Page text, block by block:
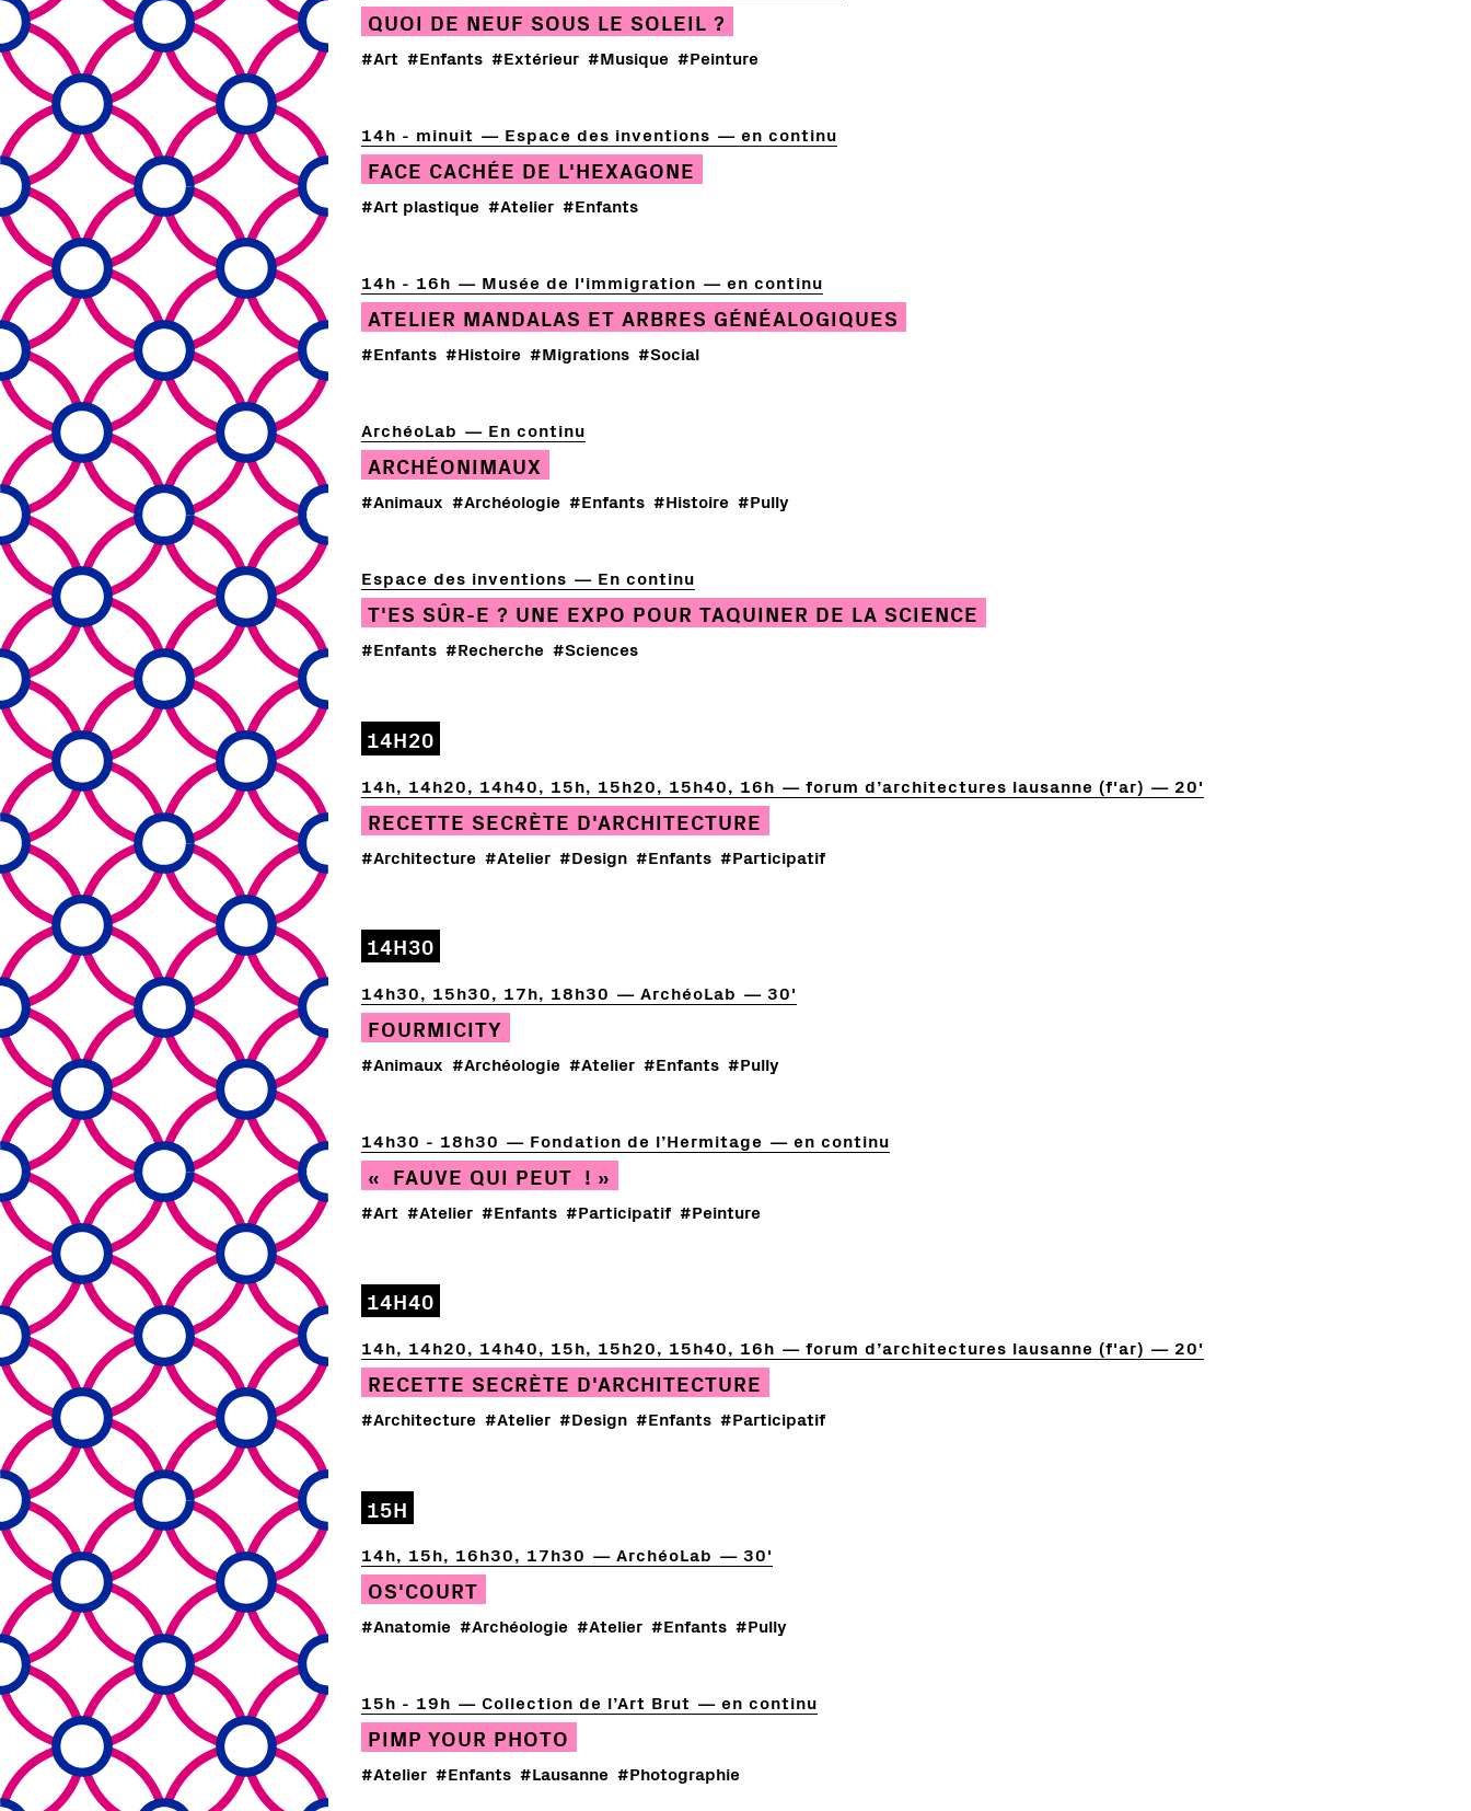
QUOI DE NEUF SOUS LE SOLEIL ?
#Art #Enfants #Extérieur #Musique #Peinture
14h - minuit Espace des inventions en continu
FACE CACHÉE DE L'HEXAGONE
#Art plastique #Atelier #Enfants
14h - 16h Musée de l'immigration en continu
ATELIER MANDALAS ET ARBRES GÉNÉALOGIQUES
#Enfants #Histoire #Migrations #Social
ArchéoLab En continu
ARCHÉONIMAUX
#Animaux #Archéologie #Enfants #Histoire #Pully
Espace des inventions En continu
T'ES SÛR-E ? UNE EXPO POUR TAQUINER DE LA SCIENCE
#Enfants #Recherche #Sciences
14H20
14h, 14h20, 14h40, 15h, 15h20, 15h40, 16h forum d’architectures lausanne (f'ar) 20'
RECETTE SECRÈTE D'ARCHITECTURE
#Architecture #Atelier #Design #Enfants #Participatif
14H30
14h30, 15h30, 17h, 18h30 ArchéoLab 30'
FOURMICITY
#Animaux #Archéologie #Atelier #Enfants #Pully
14h30 - 18h30 Fondation de l’Hermitage en continu
« FAUVE QUI PEUT ! »
#Art #Atelier #Enfants #Participatif #Peinture
14H40
14h, 14h20, 14h40, 15h, 15h20, 15h40, 16h forum d’architectures lausanne (f'ar) 20'
RECETTE SECRÈTE D'ARCHITECTURE
#Architecture #Atelier #Design #Enfants #Participatif
15H
14h, 15h, 16h30, 17h30 ArchéoLab 30'
OS'COURT
#Anatomie #Archéologie #Atelier #Enfants #Pully
15h - 19h Collection de l’Art Brut en continu
PIMP YOUR PHOTO
#Atelier #Enfants #Lausanne #Photographie